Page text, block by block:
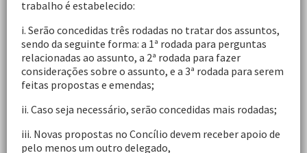
trabalho é estabelecido:
i. Serão concedidas três rodadas no tratar dos assuntos,
sendo da seguinte forma: a 1ª rodada para perguntas
relacionadas ao assunto, a 2ª rodada para fazer
considerações sobre o assunto, e a 3ª rodada para serem
feitas propostas e emendas;
ii. Caso seja necessário, serão concedidas mais rodadas;
iii. Novas propostas no Concílio devem receber apoio de
pelo menos um outro delegado,